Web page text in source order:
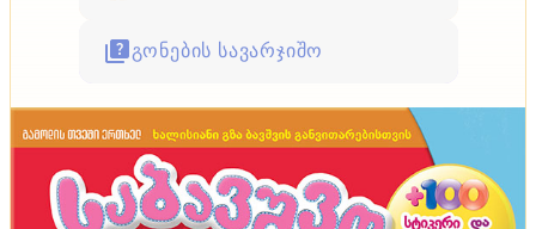
გონების სავარჯიშო